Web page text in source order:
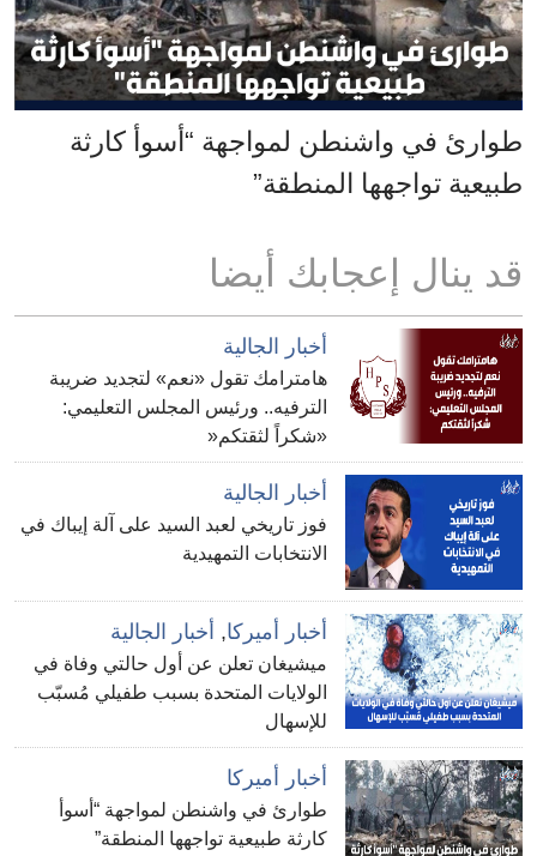
طوارئ في واشنطن لمواجهة “أسوأ كارثة
طبيعية تواجهها المنطقة”
قد ينال إعجابك أيضا
أخبار الجالية
هامترامك تقول «نعم» لتجديد ضريبة
الترفيه.. ورئيس المجلس التعليمي:
«شكراً لثقتكم«
أخبار الجالية
فوز تاريخي لعبد السيد على آلة إيباك في
الانتخابات التمهيدية
أخبار أميركا, أخبار الجالية
ميشيغان تعلن عن أول حالتي وفاة في
الولايات المتحدة بسبب طفيلي مُسبّب
للإسهال
أخبار أميركا
طوارئ في واشنطن لمواجهة “أسوأ
كارثة طبيعية تواجهها المنطقة”